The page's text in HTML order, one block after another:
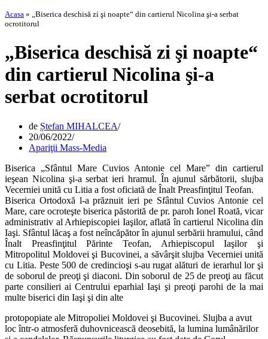
Acasa » „Biserica deschisă zi şi noapte“ din cartierul Nicolina şi-a serbat
ocrotitorul
„Biserica deschisă zi şi noapte“
din cartierul Nicolina şi-a
serbat ocrotitorul
de Ștefan MIHALCEA
20/06/2022
Apariţii Mass-Media
Biserica „Sfântul Mare Cuvios Antonie cel Mare” din cartierul
ieşean Nicolina şi-a serbat ieri hramul. În ajunul sărbătorii, slujba
Vecerniei unită cu Litia a fost oficiată de Înalt Preasfinţitul Teofan.
Biserica Ortodoxă l-a prăznuit ieri pe Sfântul Cuvios Antonie cel
Mare, care ocroteşte biserica păstorită de pr. paroh Ionel Roată, vicar
administrativ al Arhiepiscopiei Iaşilor, aflată în cartierul Nicolina din
Iaşi. Sfântul lăcaş a fost neîncăpător în ajunul serbării hramului, când
Înalt Preasfinţitul Părinte Teofan, Arhiepiscopul Iaşilor şi
Mitropolitul Moldovei şi Bucovinei, a săvârşit slujba Vecerniei unită
cu Litia. Peste 500 de credincioşi s-au rugat alături de ierarhul lor şi
de soborul de preoţi şi diaconi. Din soborul de 25 de preoţi au făcut
parte consilieri ai Centrului eparhial Iaşi şi preoţi parohi de la mai
multe biserici din Iaşi şi din alte
protopopiate ale Mitropoliei Moldovei şi Bucovinei. Slujba a avut
loc într-o atmosferă duhovnicească deosebită, la lumina lumânărilor